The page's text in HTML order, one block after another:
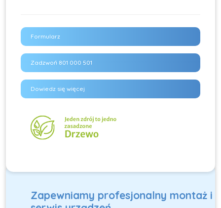
Formularz
Zadzwoń 801 000 501
Dowiedz się więcej
Zapewniamy profesjonalny montaż i